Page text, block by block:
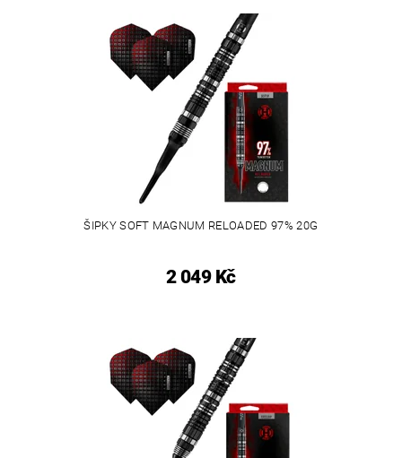
ŠIPKY SOFT MAGNUM RELOADED 97% 20G
2 049 Kč